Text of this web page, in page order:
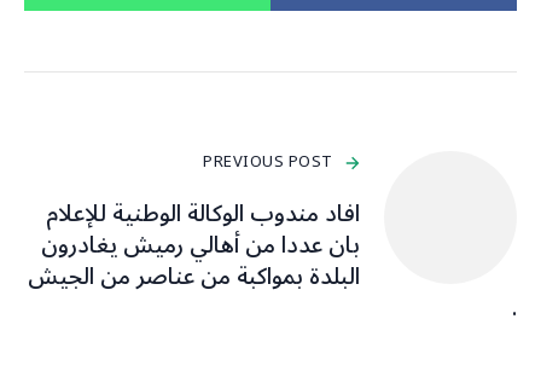
PREVIOUS POST
افاد مندوب الوكالة الوطنية للإعلام
بان عددا من أهالي رميش يغادرون
البلدة بمواكبة من عناصر من الجيش
.